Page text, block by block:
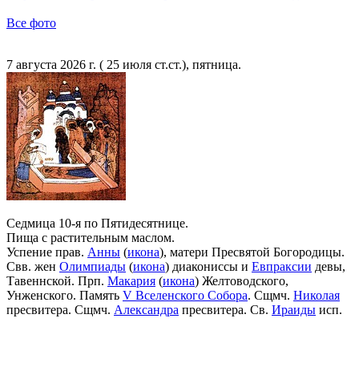
Все фото
7 августа 2026 г. ( 25 июля ст.ст.), пятница.
Седмица 10-я по Пятидесятнице.
Пища с растительным маслом.
Успение прав. Анны (икона), матери Пресвятой Богородицы.
Свв. жен Олимпиады (икона) диакониссы и Евпраксии девы,
Тавеннской. Прп. Макария (икона) Желтоводского,
Унженского. Память V Вселенского Собора. Сщмч. Николая
пресвитера. Сщмч. Александра пресвитера. Св. Ираиды исп.